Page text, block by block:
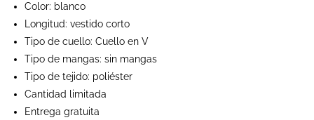
Color: blanco
Longitud: vestido corto
Tipo de cuello: Cuello en V
Tipo de mangas: sin mangas
Tipo de tejido: poliéster
Cantidad limitada
Entrega gratuita